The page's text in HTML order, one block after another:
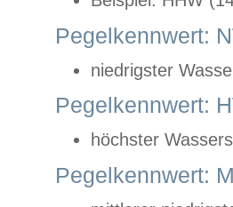
Pegelkennwert:
niedrigster
Pegelkennwert:
höchster
Pegelkennwert: